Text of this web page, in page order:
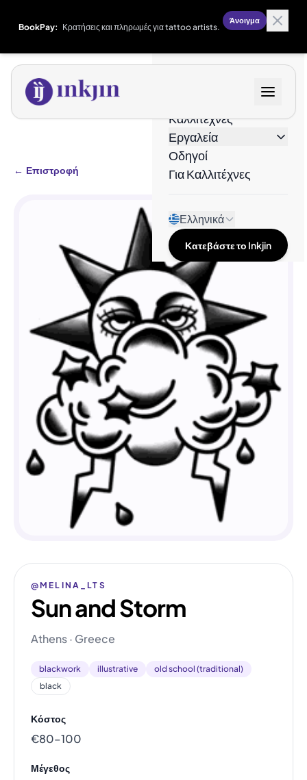
BookPay: Κρατήσεις και πληρωμές για tattoo artists.
Άνοιγμα
Καλλιτέχνες
Εργαλεία
Οδηγοί
Για Καλλιτέχνες
Ελληνικά
Κατεβάστε το Inkjin
← Επιστροφή
@MELINA_LTS
Sun and Storm
Athens · Greece
blackwork illustrative
old school (traditional)
black
Κόστος
€80–100
Μέγεθος